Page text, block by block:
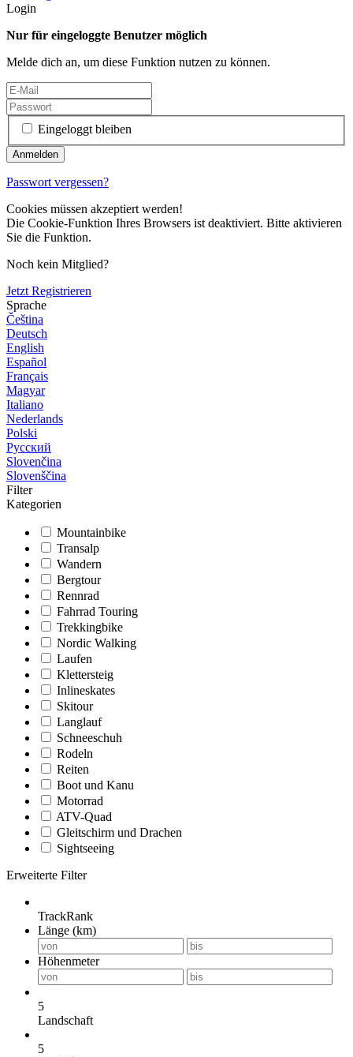
Login
Nur für eingeloggte Benutzer möglich
Melde dich an, um diese Funktion nutzen zu können.
Eingeloggt bleiben
Passwort vergessen?
Cookies müssen akzeptiert werden!
Die Cookie-Funktion Ihres Browsers ist deaktiviert. Bitte aktivieren
Sie die Funktion.
Noch kein Mitglied?
Jetzt Registrieren
Sprache
Čeština
Deutsch
English
Español
Français
Magyar
Italiano
Nederlands
Polski
Русский
Slovenčina
Slovenščina
Filter
Kategorien
Mountainbike
Transalp
Wandern
Bergtour
Rennrad
Fahrrad Touring
Trekkingbike
Nordic Walking
Laufen
Klettersteig
Inlineskates
Skitour
Langlauf
Schneeschuh
Rodeln
Reiten
Boot und Kanu
Motorrad
ATV-Quad
Gleitschirm und Drachen
Sightseeing
Erweiterte Filter
TrackRank
Länge (km)
Höhenmeter
5
Landschaft
5